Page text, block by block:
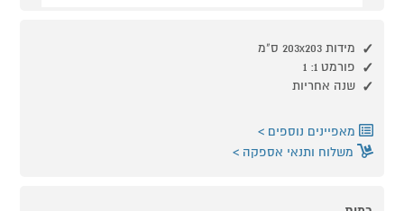
מידות 203x203 ס"מ
פורמט 1: 1
שנה אחריות
מאפיינים נוספים
משלוח ותנאי אספקה